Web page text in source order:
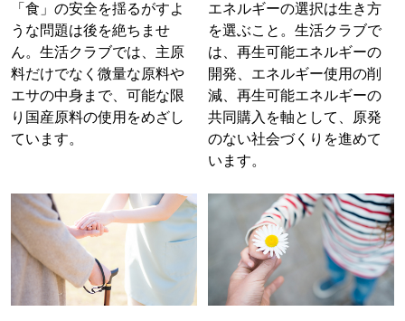
「食」の安全を揺るがすよ
うな問題は後を絶ちませ
ん。生活クラブでは、主原
料だけでなく微量な原料や
エサの中身まで、可能な限
り国産原料の使用をめざし
ています。
エネルギーの選択は生き方
を選ぶこと。生活クラブで
は、再生可能エネルギーの
開発、エネルギー使用の削
減、再生可能エネルギーの
共同購入を軸として、原発
のない社会づくりを進めて
います。